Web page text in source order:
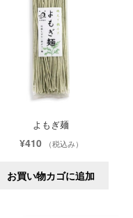
よもぎ麺
¥410 （税込み）
お買い物カゴに追加